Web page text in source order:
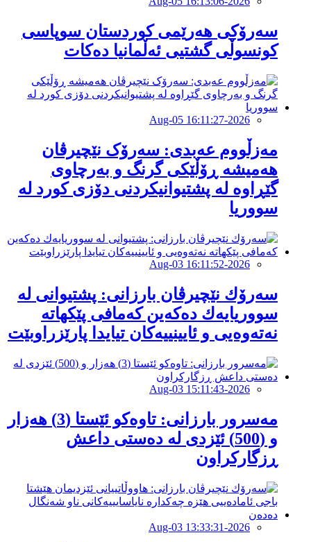
سەرۆکی هەرێمی کوردستان سوپاسى
کونسوڵی گشتیی ئەڵمانیا دەکات
2026-Aug-05 16:11:27
مەزڵووم عەبدی: سەرۆک نێچیرڤان
هەمیشە ڕۆڵێکی گرنگ و بەرچاوی
گێڕاوە لە پشتیوانیکردنی دۆزی کورد لە
سووریا
2026-Aug-03 16:11:52
سەرۆك نێچیرڤان بارزانی: پشتیوانی لە
سووریایەك دەكەین كەمافی پێکهاتە
نەتەوەیی و ئایینییەکان تیایدا پارێزراوبێت
2026-Aug-03 15:11:43
مەسرور بارزانی: تاوەکو ئێستا (3) هەزار
و (500) ئێزدی لە دەستی داعش
ڕزگارکراون
2026-Aug-03 13:33:31